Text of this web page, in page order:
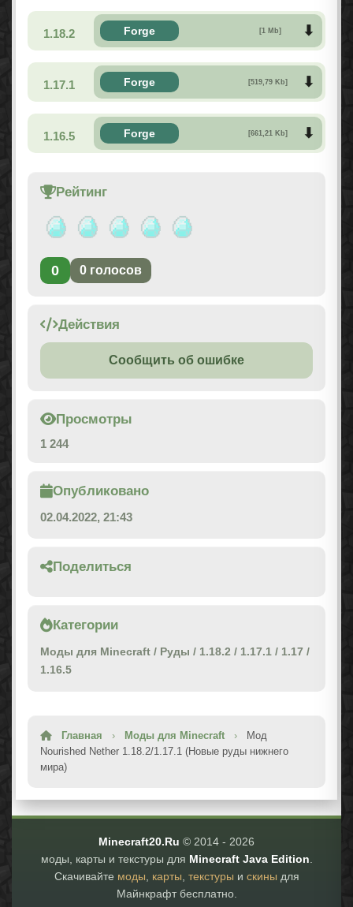
1.18.2 Forge [1 Mb]
1.17.1 Forge [519,79 Kb]
1.16.5 Forge [661,21 Kb]
Рейтинг
0 0 голосов
Действия
Сообщить об ошибке
Просмотры
1 244
Опубликовано
02.04.2022, 21:43
Поделиться
Категории
Моды для Minecraft / Руды / 1.18.2 / 1.17.1 / 1.17 /
1.16.5
Главная › Моды для Minecraft ›
Мод
Nourished Nether 1.18.2/1.17.1 (Новые руды нижнего
мира)
Minecraft20.Ru © 2014 - 2026
моды, карты и текстуры для Minecraft Java Edition.
Скачивайте моды, карты, текстуры и скины для
Майнкрафт бесплатно.